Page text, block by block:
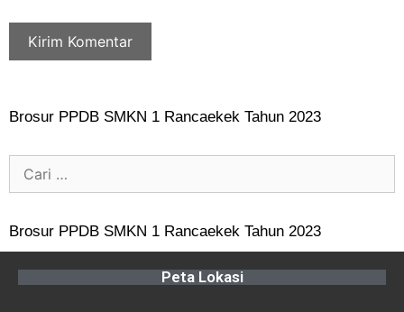
Brosur PPDB SMKN 1 Rancaekek Tahun 2023
Brosur PPDB SMKN 1 Rancaekek Tahun 2023
Peta Lokasi